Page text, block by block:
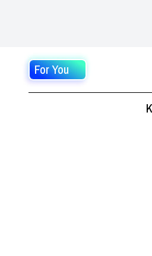
For You